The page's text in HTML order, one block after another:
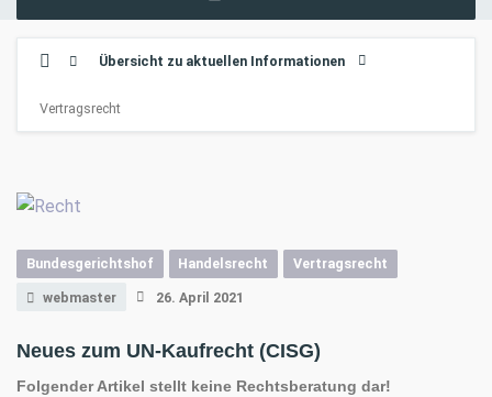
Übersicht zu aktuellen Informationen
Vertragsrecht
Bundesgerichtshof Handelsrecht Vertragsrecht
webmaster 26. April 2021
Neues zum UN-Kaufrecht (CISG)
Folgender Artikel stellt keine Rechtsberatung dar!